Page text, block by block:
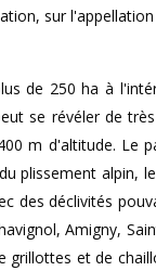
sur l'appellation
de 250 ha à
se révéler de
m d'altitude. Le
plissement alpin,
des déclivités
Amigny,
grillottes et de